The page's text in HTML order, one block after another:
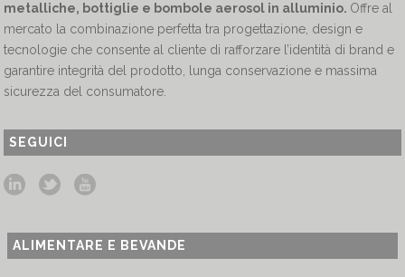
metalliche, bottiglie e bombole aerosol in alluminio. Offre al
mercato la combinazione perfetta tra progettazione, design e
tecnologie che consente al cliente di rafforzare l’identità di brand e
garantire integrità del prodotto, lunga conservazione e massima
sicurezza del consumatore.
SEGUICI
ALIMENTARE E BEVANDE